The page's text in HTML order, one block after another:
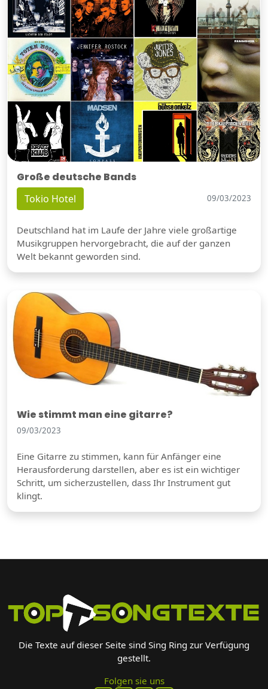
Große deutsche Bands
Tokio Hotel 09/03/2023
Deutschland hat im Laufe der Jahre viele großartige
Musikgruppen hervorgebracht, die auf der ganzen
Welt bekannt geworden sind.
Wie stimmt man eine gitarre?
09/03/2023
Eine Gitarre zu stimmen, kann für Anfänger eine
Herausforderung darstellen, aber es ist ein wichtiger
Schritt, um sicherzustellen, dass Ihr Instrument gut
klingt.
Die Texte auf dieser Seite sind Sing Ring zur Verfügung
gestellt.
Folgen sie uns